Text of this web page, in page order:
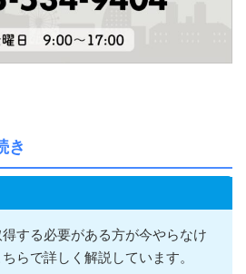
き
する必要がある方が今やらなけ
らで詳しく解説しています。